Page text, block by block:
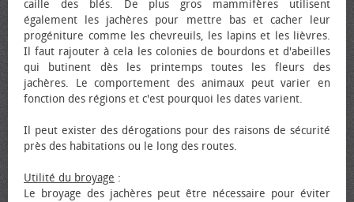
caille des blés. De plus gros mammifères utilisent
également les jachères pour mettre bas et cacher leur
progéniture comme les chevreuils, les lapins et les lièvres.
Il faut rajouter à cela les colonies de bourdons et d'abeilles
qui butinent dès les printemps toutes les fleurs des
jachères. Le comportement des animaux peut varier en
fonction des régions et c'est pourquoi les dates varient.
Il peut exister des dérogations pour des raisons de sécurité
près des habitations ou le long des routes.
Utilité du broyage :
Le broyage des jachères peut être nécessaire pour éviter